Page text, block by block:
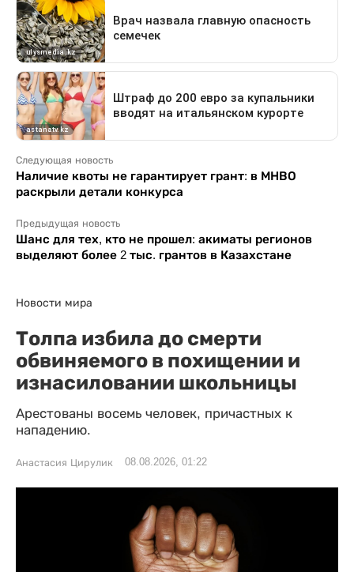
Следующая новость
Наличие квоты не гарантирует грант: в МНВО
раскрыли детали конкурса
Предыдущая новость
Шанс для тех, кто не прошел: акиматы регионов
выделяют более 2 тыс. грантов в Казахстане
Новости мира
Толпа избила до смерти
обвиняемого в похищении и
изнасиловании школьницы
Арестованы восемь человек, причастных к
нападению.
Анастасия Цирулик 08.08.2026, 01:22